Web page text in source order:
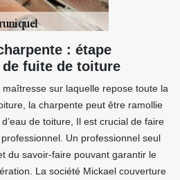
: étape
fuite de toiture
sur laquelle repose toute la
la charpente peut être ramollie
d’eau de toiture, Il est crucial de faire
Un professionnel seul
du savoir-faire pouvant garantir le
La société Mickael couverture